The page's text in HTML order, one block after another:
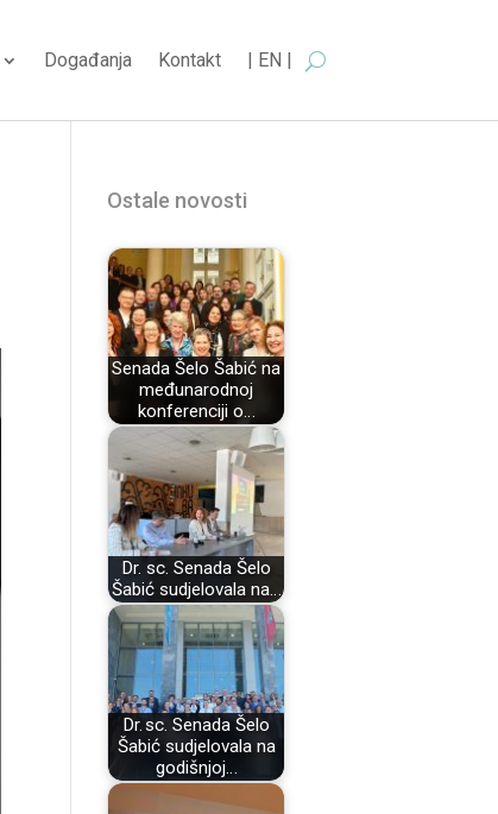
Događanja Kontakt | EN |
Ostale novosti
Senada Šelo Šabić na
međunarodnoj
konferenciji o…
Dr. sc. Senada Šelo
Šabić sudjelovala na…
Dr. sc. Senada Šelo
Šabić sudjelovala na
godišnjoj…